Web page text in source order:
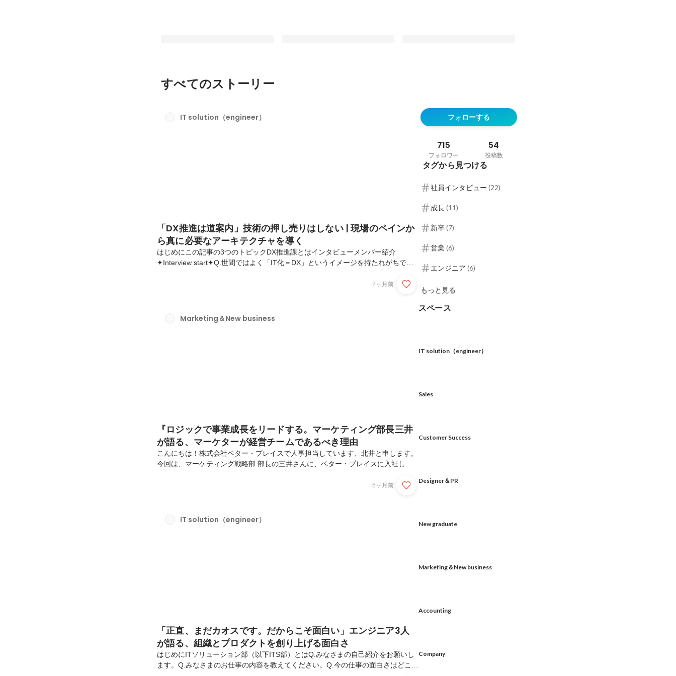
必要なアーキテクチャを導く
最新順で表示
組織とプロダクトを創り上げる面白
最新順で表示
すべてのストーリー
IT solution（engineer）
「DX推進は道案内」技術の押し売りはしない | 現場のペインか
ら真に必要なアーキテクチャを導く
はじめにこの記事の3つのトピックDX推進課とはインタビューメンバー紹介
✦Interview start✦Q.世間ではよく「IT化＝DX」というイメージを持たれがちです
進課が「最も注力している変革」について教えてください。Q.DXを推進していく
現場を回ってみて、手応えはいかがですか？Q.現場の皆さんとの信頼関係や熱意が
2ヶ月前
Marketing＆New business
『ロジックで事業成長をリードする。マーケティング部長三井
が語る、マーケターが経営チームであるべき理由
こんにちは！株式会社ベター・プレイスで人事担当しています、北井と申します。
今回は、マーケティング戦略部 部長の三井さんに、ベター・プレイスに入社した
て話を聞きました。整った環境で、決まった業務を正確にこなす。そうした働き方
そのものが、自分の力で事業を前に進め、マーケット価値を大きく高められる力に
5ヶ月前
IT solution（engineer）
「正直、まだカオスです。だからこそ面白い」エンジニア3人
が語る、組織とプロダクトを創り上げる面白さ
はじめにITソリューション部（以下ITS部）とはQ.みなさまの自己紹介をお願いし
ます。Q.みなさまのお仕事の内容を教えてください。Q.今の仕事の面白さはどこに
フォローする
715
フォロワー
54
投稿数
タグから見つける
社員インタビュー (22)
成長(11)
新卒(7)
営業(6)
エンジニア (6)
もっと見る
スペース
IT solution（engineer）
Sales
Customer Success
Designer＆PR
New graduate
Marketing＆New business
Accounting
Company